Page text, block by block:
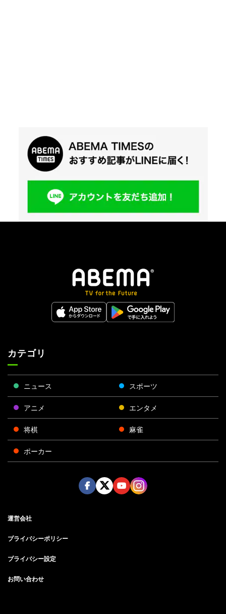
カテゴリ
ニュース スポーツ
アニメ エンタメ
将棋 麻雀
ポーカー
運営会社
プライバシーポリシー
プライバシー設定
お問い合わせ